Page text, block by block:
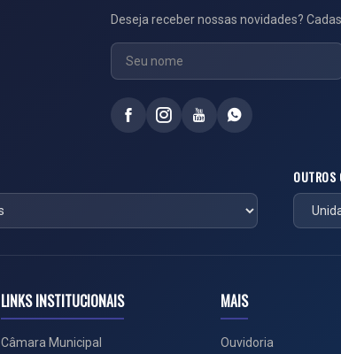
Deseja receber nossas novidades?
OUTROS
LINKS INSTITUCIONAIS
Câmara Municipal
MAIS
Ouvidoria